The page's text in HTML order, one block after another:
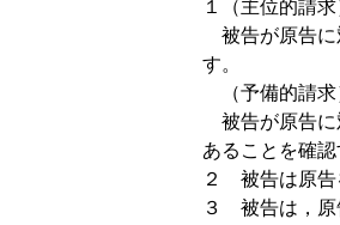
１（主位的請求
被告が原告に
す。
（予備的請求
被告が原告に
あることを確認
２ 被告は原告
３ 被告は，原